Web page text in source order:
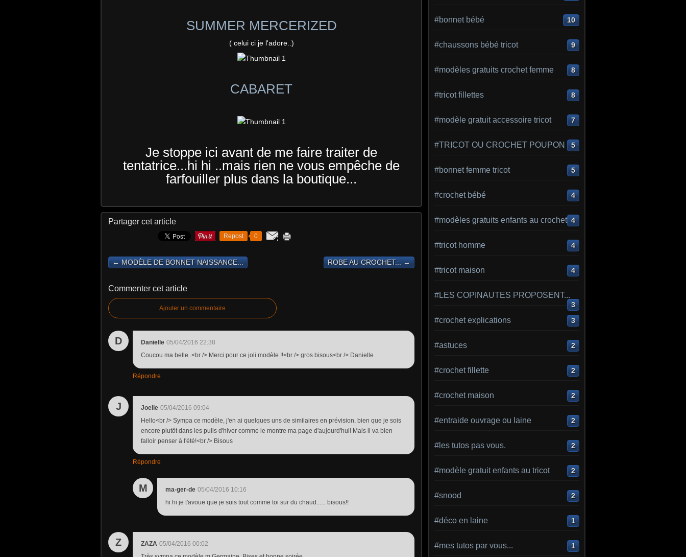
SUMMER MERCERIZED
( celui ci je l'adore..)
CABARET
Je stoppe ici avant de me faire traiter de
tentatrice...hi hi ..mais rien ne vous empêche de
farfouiller plus dans la boutique...
Partager cet article
Repost 0
← MODÈLE DE BONNET NAISSANCE... ROBE AU CROCHET... →
Commenter cet article
Ajouter un commentaire
D Danielle 05/04/2016 22:38
Coucou ma belle .<br /> Merci pour ce joli modèle !!<br /> gros bisous<br /> Danielle
Répondre
J Joelle 05/04/2016 09:04
Hello<br /> Sympa ce modèle, j'en ai quelques uns de similaires en prévision, bien que je sois
encore plutôt dans les pulls d'hiver comme le montre ma page d'aujourd'hui! Mais il va bien
falloir penser à l'été!<br /> Bisous
Répondre
M ma-ger-de 05/04/2016 10:16
hi hi je t'avoue que je suis tout comme toi sur du chaud...... bisous!!
Z ZAZA 05/04/2016 00:02
#bonnet bébé 10
#chaussons bébé tricot 9
#modèles gratuits crochet femme 8
#tricot fillettes 8
#modèle gratuit accessoire tricot 7
#TRICOT OU CROCHET POUPON 5
#bonnet femme tricot 5
#crochet bébé 4
#modèles gratuits enfants au crochet 4
#tricot homme 4
#tricot maison 4
#LES COPINAUTES PROPOSENT...
3
#crochet explications 3
#astuces 2
#crochet fillette 2
#crochet maison 2
#entraide ouvrage ou laine 2
#les tutos pas vous. 2
#modèle gratuit enfants au tricot 2
#snood 2
#déco en laine 1
#mes tutos par vous... 1